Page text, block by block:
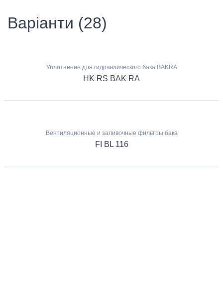
Варіанти (28)
Уплотнение для гидравлического бака BAKRA
HK RS BAK RA
Вентиляционные и заливочные фильтры бака
FI BL 116